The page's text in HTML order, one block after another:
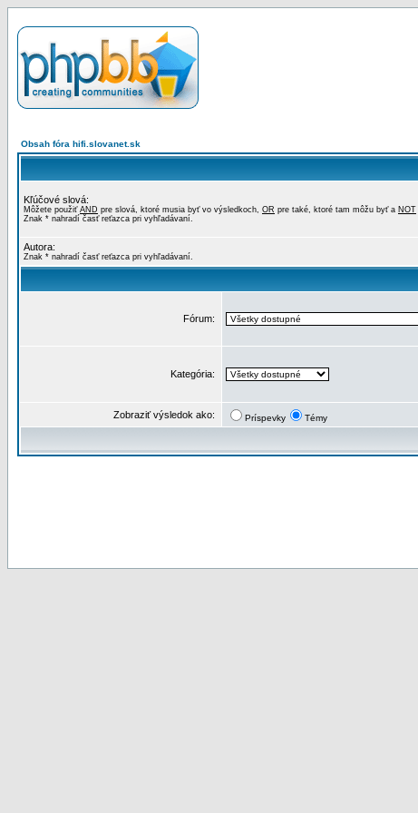
Obsah fóra hifi.slovanet.sk
Kľúčové slová:
Môžete použiť AND pre slová, ktoré musia byť vo výsledkoch, OR pre také, ktoré tam môžu byť a NOT
Znak * nahradí časť reťazca pri vyhľadávaní.
Autora:
Znak * nahradí časť reťazca pri vyhľadávaní.
Fórum:
Kategória:
Zobraziť výsledok ako: Príspevky Témy